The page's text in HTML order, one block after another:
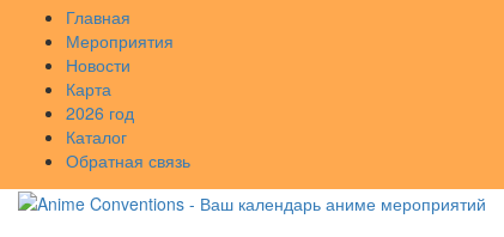
Главная
Мероприятия
Новости
Карта
2026 год
Каталог
Обратная связь